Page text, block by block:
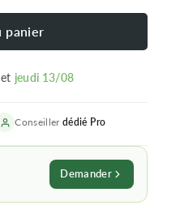
panier
et jeudi 13/08
Conseillerdédié Pro
Demander